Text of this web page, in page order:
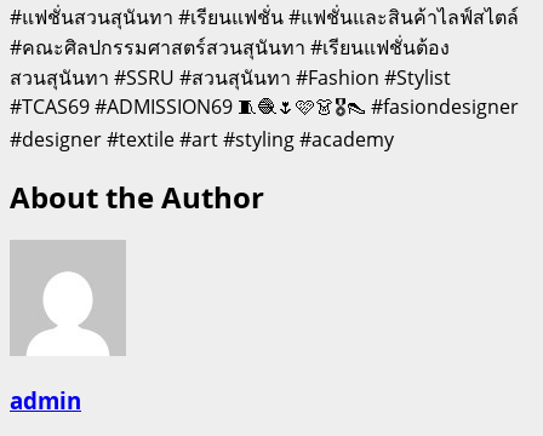
#แฟชั่นสวนสุนันทา #เรียนแฟชั่น #แฟชั่นและสินค้าไลฟ์สไตล์
#คณะศิลปกรรมศาสตร์สวนสุนันทา #เรียนแฟชั่นต้อง
สวนสุนันทา #SSRU #สวนสุนันทา #Fashion #Stylist
#TCAS69 #ADMISSION69 🧵🧶🌷🩷👗🎖️👠 #fasiondesigner
#designer #textile #art #styling #academy
About the Author
admin